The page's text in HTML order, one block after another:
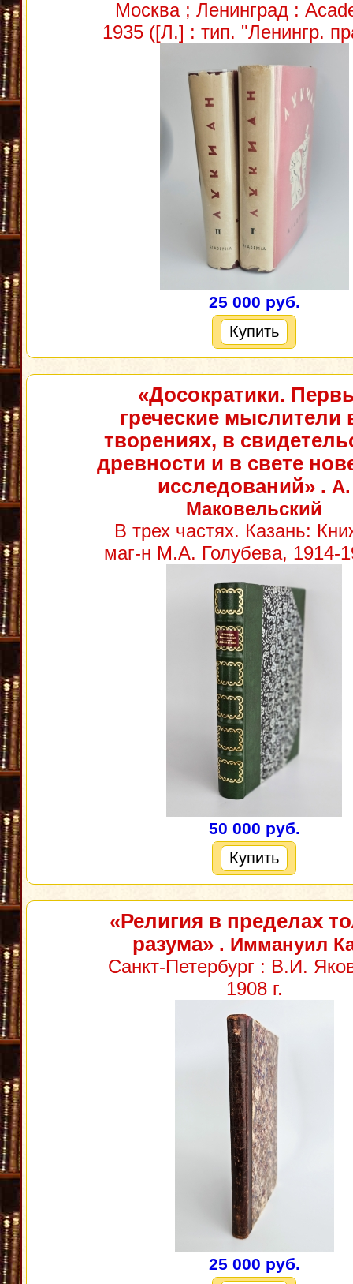
Москва ; Ленинград :
1935 ([Л.] : тип. "Ленингр.
25 000 руб.
Купить
«Досократики.
греческие мыслители
творениях, в
древности и в свете
исследований» . А.
Маковельский
В трех частях. Казань:
маг-н М.А. Голубева, 1914-
50 000 руб.
Купить
«Религия в пределах
разума». Иммануил
Санкт-Петербург : В.И.
1908 г.
25 000 руб.